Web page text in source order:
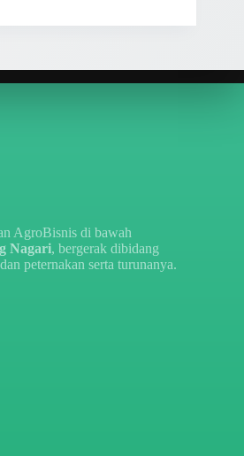
AgroBisnis di bawah
Nagari, bergerak dibidang
peternakan serta turunanya.